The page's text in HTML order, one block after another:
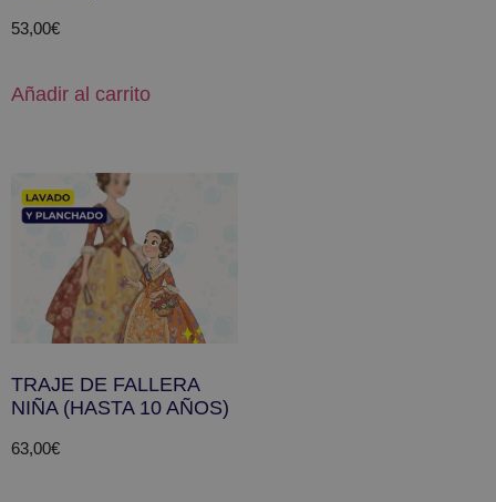
53,00€
Añadir al carrito
TRAJE DE FALLERA
NIÑA (HASTA 10 AÑOS)
63,00€